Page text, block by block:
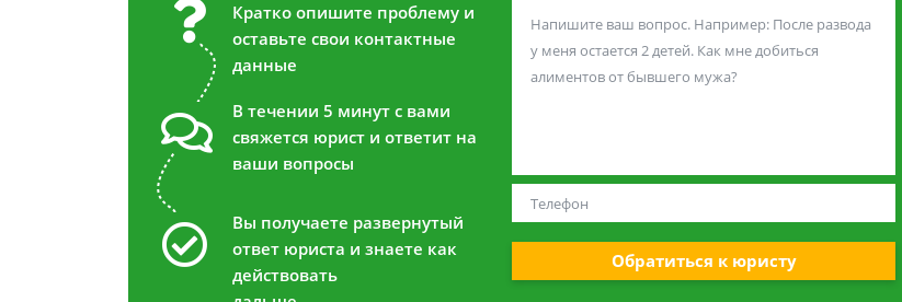
Кратко опишите проблему и
оставьте свои контактные
данные
В течении 5 минут с вами
свяжется юрист и ответит на
ваши вопросы
Вы получаете развернутый
ответ юриста и знаете как
действовать
Обратиться к юристу